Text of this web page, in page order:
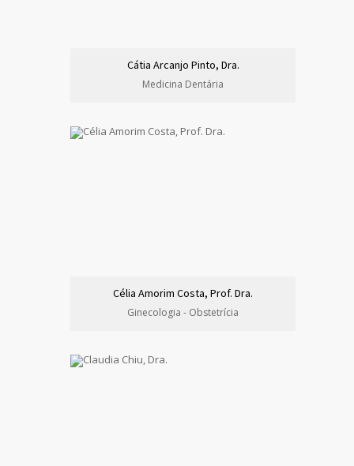
Cátia Arcanjo Pinto, Dra.
Medicina Dentária
Célia Amorim Costa, Prof. Dra.
Ginecologia - Obstetrícia